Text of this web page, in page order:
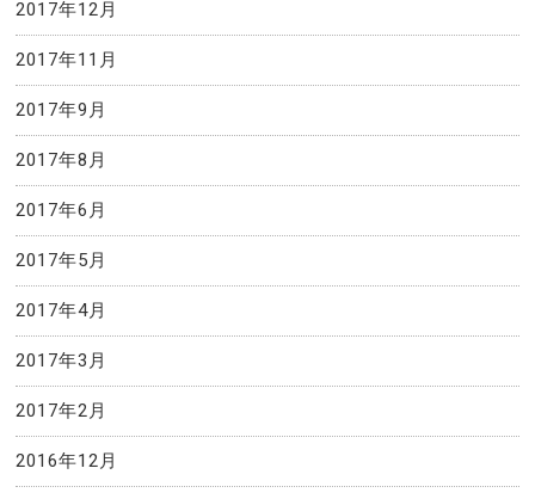
2017年12月
2017年11月
2017年9月
2017年8月
2017年6月
2017年5月
2017年4月
2017年3月
2017年2月
2016年12月